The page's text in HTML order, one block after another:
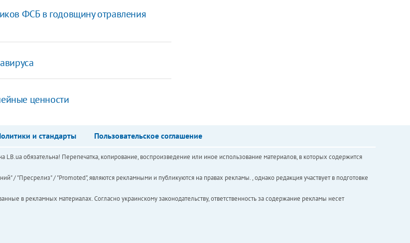
ФСБ в годовщину отравления
ценности
и стандарты Пользовательское соглашение
обязательна! Перепечатка, копирование, воспроизведение или иное использование материалов, в которых содержится
/ "Пресрелиз" / "Promoted", являются рекламными и публикуются на правах рекламы. , однако редакция участвует в подготовке
в рекламных материалах. Согласно украинскому законодательству, ответственность за содержание рекламы несет